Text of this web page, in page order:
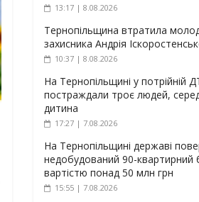
13:17 | 8.08.2026
Тернопільщина втратила
захисника Андрія
10:37 | 8.08.2026
На Тернопільщині у потрійній
постраждали троє людей,
дитина
17:27 | 7.08.2026
На Тернопільщині державі
недобудований 90-квартирний
вартістю понад 50 млн грн
15:55 | 7.08.2026